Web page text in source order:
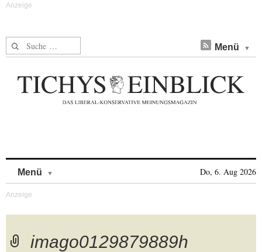
Suche nach: Menü
Menü Do, 6. Aug 2026
imago0129879889h